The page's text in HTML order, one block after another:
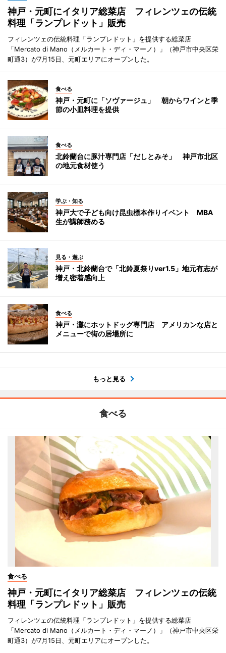
神戸・元町にイタリア総菜店 フィレンツェの伝統
料理「ランプレドット」販売
フィレンツェの伝統料理「ランプレドット」を提供する総菜店
「Mercato di Mano（メルカート・ディ・マーノ）」（神戸市中央区栄
町通3）が7月15日、元町エリアにオープンした。
食べる
神戸・元町に「ソヴァージュ」 朝からワインと季
節の小皿料理を提供
食べる
北鈴蘭台に豚汁専門店「だしとみそ」 神戸市北区
の地元食材使う
学ぶ・知る
神戸大で子ども向け昆虫標本作りイベント MBA
生が講師務める
見る・遊ぶ
神戸・北鈴蘭台で「北鈴夏祭りver1.5」地元有志が
増え密着感向上
食べる
神戸・灘にホットドッグ専門店 アメリカンな店と
メニューで街の居場所に
もっと見る
食べる
食べる
神戸・元町にイタリア総菜店 フィレンツェの伝統
料理「ランプレドット」販売
フィレンツェの伝統料理「ランプレドット」を提供する総菜店
「Mercato di Mano（メルカート・ディ・マーノ）」（神戸市中央区栄
町通3）が7月15日、元町エリアにオープンした。